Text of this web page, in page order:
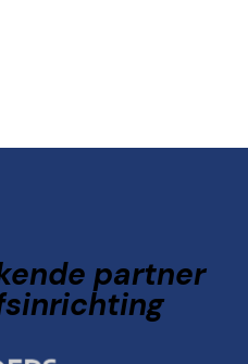
partner